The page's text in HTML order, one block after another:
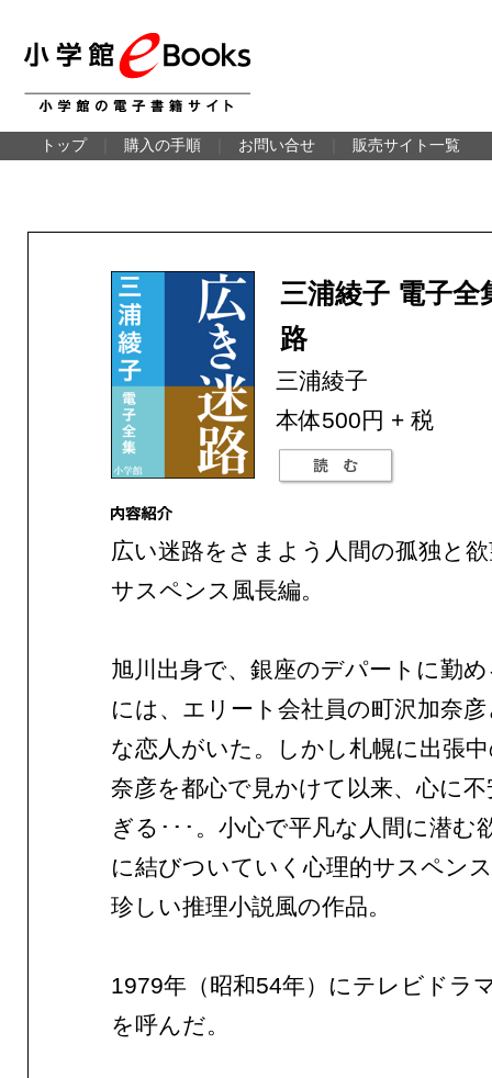
トップ 購入の手順 お問い合せ 販売サイト一覧
三浦綾子 電子
路
三浦綾子
本体500円 + 税
広い迷路をさまよう人間の孤独と
サスペンス風長編。
旭川出身で、銀座のデパートに勤
には、エリート会社員の町沢加奈
な恋人がいた。しかし札幌に出張
奈彦を都心で見かけて以来、心に
ぎる･･･。小心で平凡な人間に潜む
に結びついていく心理的サスペン
珍しい推理小説風の作品。
1979年（昭和54年）にテレビドラ
を呼んだ。